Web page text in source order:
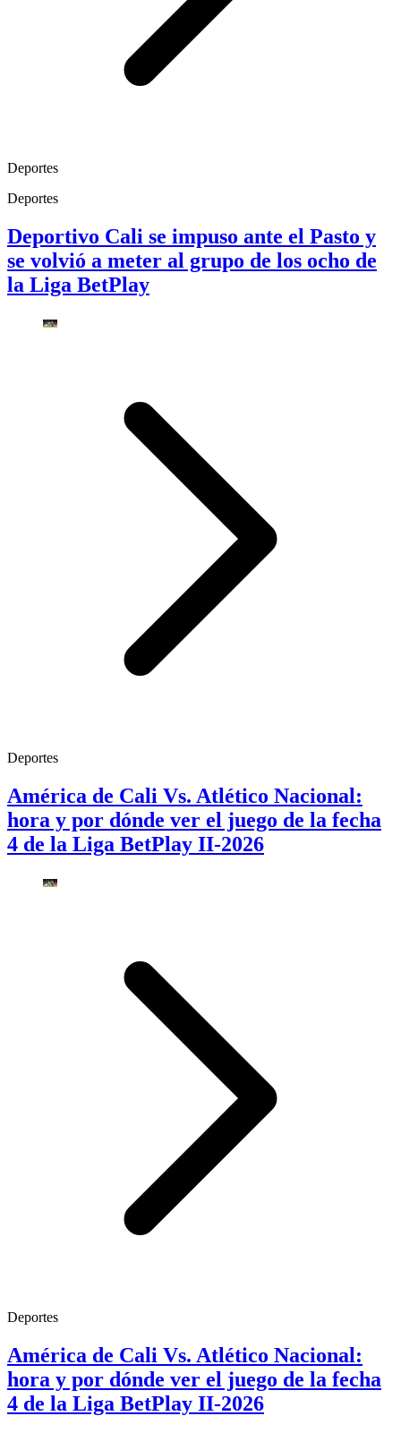
Deportes
Deportes
Deportivo Cali se impuso ante el Pasto y
se volvió a meter al grupo de los ocho de
la Liga BetPlay
Deportes
América de Cali Vs. Atlético Nacional:
hora y por dónde ver el juego de la fecha
4 de la Liga BetPlay II-2026
Deportes
América de Cali Vs. Atlético Nacional:
hora y por dónde ver el juego de la fecha
4 de la Liga BetPlay II-2026